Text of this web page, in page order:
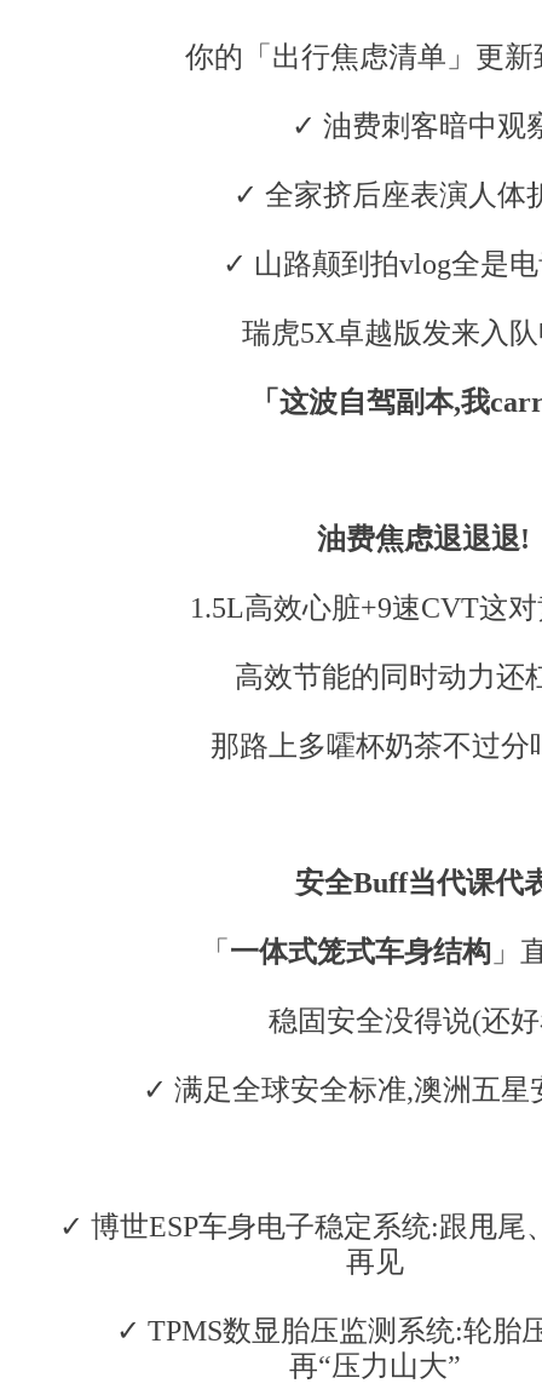
你的「出行焦虑清单」更新
✓ 油费刺客暗中观
✓ 全家挤后座表演人体
✓ 山路颠到拍vlog全是电
瑞虎5X卓越版发来入队
「这波自驾副本,我
油费焦虑退退退!
1.5L高效心脏+9速CVT这对
高效节能的同时动力还
那路上多嚯杯奶茶不过分
安全Buff当代课代
「 一体式笼式车身结构 」
稳固安全没得说(还好
✓ 满足全球安全标准,澳洲五星
✓ 博世ESP车身电子稳定系统:跟甩尾
再见
✓ TPMS数显胎压监测系统:轮胎
再“压力山大”